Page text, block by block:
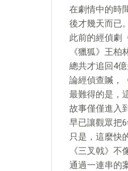
在劇情中的時
後才幾天而已。
此前的經偵劇
《獵狐》王
總共才追回4億
論經偵查贓，
最難得的是，
故事僅僅進入
早已讓觀眾把6
只是，這麼快
《三叉戟》
通過一連串的